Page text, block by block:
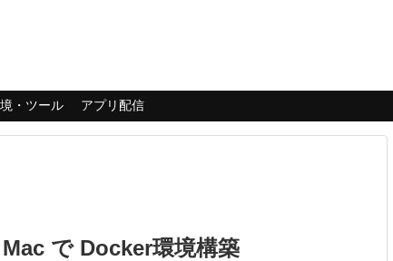
・ツール アプリ配信
で Docker環境構築